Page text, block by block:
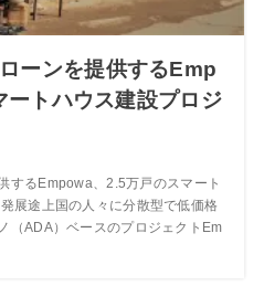
ーンを提供するEmp
トハウス建設プロジ
するEmpowa、2.5万戸のスマート
展途上国の人々に分散型で低価格
（ADA）ベースのプロジェクトEm